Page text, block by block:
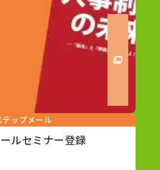
テップメール
ルセミナー登録